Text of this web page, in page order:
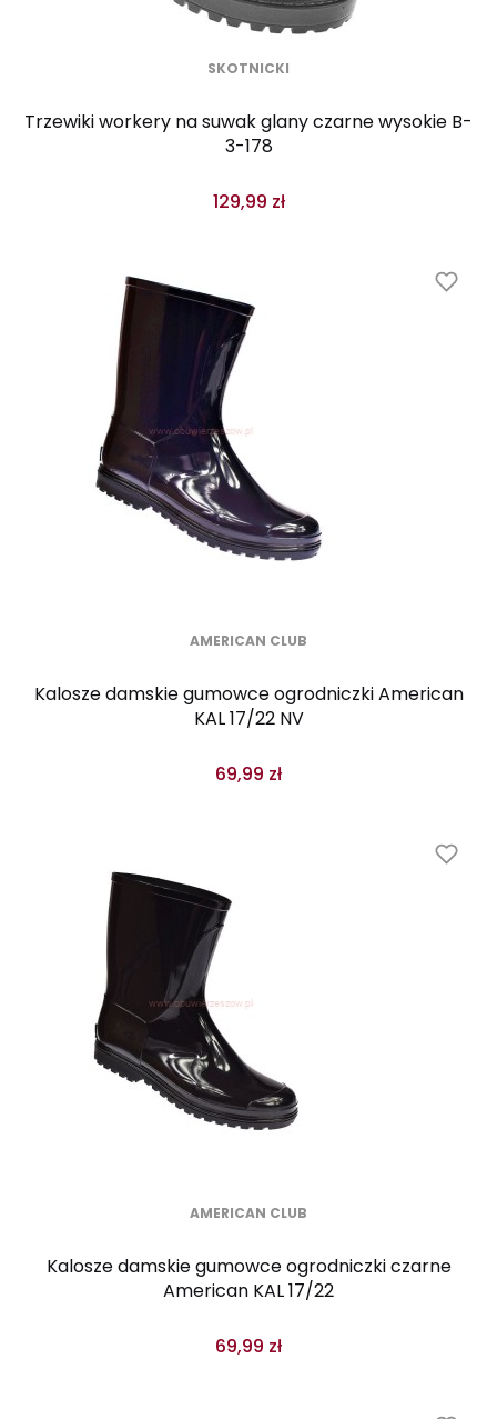
SKOTNICKI
Trzewiki workery na suwak glany czarne wysokie B-
3-178
129,99 zł
AMERICAN CLUB
Kalosze damskie gumowce ogrodniczki American
KAL 17/22 NV
69,99 zł
AMERICAN CLUB
Kalosze damskie gumowce ogrodniczki czarne
American KAL 17/22
69,99 zł